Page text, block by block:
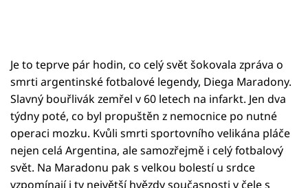
Je to teprve pár hodin, co celý svět šokovala zpráva o
smrti argentinské fotbalové legendy, Diega Maradony.
Slavný bouřlivák zemřel v 60 letech na infarkt. Jen dva
týdny poté, co byl propuštěn z nemocnice po nutné
operaci mozku. Kvůli smrti sportovního velikána pláče
nejen celá Argentina, ale samozřejmě i celý fotbalový
svět. Na Maradonu pak s velkou bolestí u srdce
vzpomínají i ty největší hvězdy současnosti v čele s